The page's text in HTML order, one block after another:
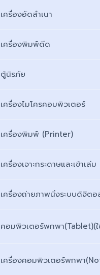
เครื่องอัดสำเนา
เครื่องพิมพ์ดีด
ตู้นิรภัย
เครื่องไมโครคอมพิวเตอร์
เครื่องพิมพ์ (Printer)
เครื่องเจาะกระดาษและเข้าเล่ม
เครื่องถ่ายภาพนิ่งระบบดิจิตอ
คอมพิวเตอร์พกพา(Tablet)(ใ
เครื่องคอมพิวเตอร์พกพา